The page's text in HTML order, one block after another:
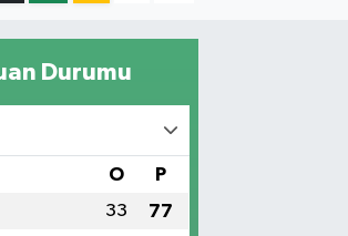
Durumu
O P
33 77